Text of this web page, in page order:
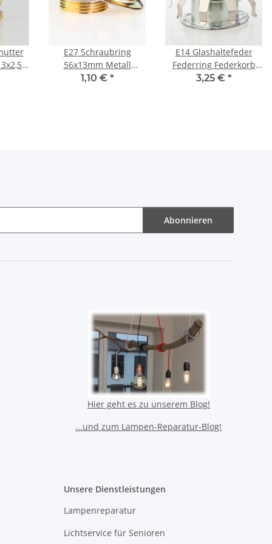
E27 Schraubring
56x13mm Metall
vermessingt für
1,10 € *
E14 Glashaltefeder
Federring Federkorb
Metall verzinkt
3,25 € *
Abonnieren
Hier geht es zu unserem Blog!
...und zum Lampen-Reparatur-Blog!
Unsere Dienstleistungen
Lampenreparatur
Lichtservice für Senioren